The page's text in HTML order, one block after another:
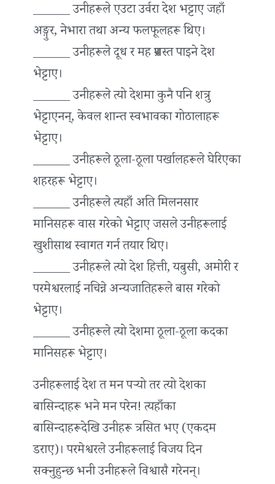
______ उनीहरूले एउटा उर्वरा देश भट्टाए जहाँ
अङ्गुर, नेभारा तथा अन्य फलफूलहरू थिए।
______ उनीहरूले दूध र मह प्रशस्त पाइने देश
भेट्टाए।
______ उनीहरूले त्यो देशमा कुनै पनि शत्रु
भेट्टाएनन्, केवल शान्त स्वभावका गोठालाहरू
भेट्टाए।
______ उनीहरूले ठूला-ठूला पर्खालहरूले घेरिएका
शहरहरू भेट्टाए।
______ उनीहरूले त्यहाँ अति मिलनसार
मानिसहरू वास गरेको भेट्टाए जसले उनीहरूलाई
खुशीसाथ स्वागत गर्न तयार थिए।
______ उनीहरूले त्यो देश हित्ती, यबुसी, अमोरी र
परमेश्वरलाई नचिन्ने अन्यजातिहरूले बास गरेको
भेट्टाए।
______ उनीहरूले त्यो देशमा ठूला-ठूला कदका
मानिसहरू भेट्टाए।
उनीहरूलाई देश त मन पर्‍यो तर त्यो देशका
बासिन्दाहरू भने मन परेन! त्यहाँका
बासिन्दाहरूदेखि उनीहरू त्रसित भए (एकदम
डराए)। परमेश्वरले उनीहरूलाई विजय दिन
सक्नुहुन्छ भनी उनीहरूले विश्वासै गरेनन्।